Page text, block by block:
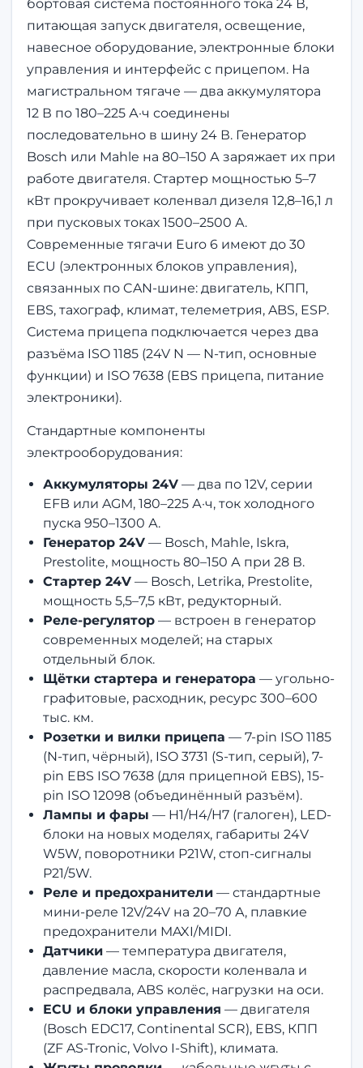
бортовая система постоянного тока 24 В,
питающая запуск двигателя, освещение,
навесное оборудование, электронные блоки
управления и интерфейс с прицепом. На
магистральном тягаче — два аккумулятора
12 В по 180–225 А·ч соединены
последовательно в шину 24 В. Генератор
Bosch или Mahle на 80–150 А заряжает их при
работе двигателя. Стартер мощностью 5–7
кВт прокручивает коленвал дизеля 12,8–16,1 л
при пусковых токах 1500–2500 А.
Современные тягачи Euro 6 имеют до 30
ECU (электронных блоков управления),
связанных по CAN-шине: двигатель, КПП,
EBS, тахограф, климат, телеметрия, ABS, ESP.
Система прицепа подключается через два
разъёма ISO 1185 (24V N — N-тип, основные
функции) и ISO 7638 (EBS прицепа, питание
электроники).
Стандартные компоненты
электрооборудования:
Аккумуляторы 24V— два по 12V, серии
EFB или AGM, 180–225 А·ч, ток холодного
пуска 950–1300 А.
Генератор 24V— Bosch, Mahle, Iskra,
Prestolite, мощность 80–150 А при 28 В.
Стартер 24V— Bosch, Letrika, Prestolite,
мощность 5,5–7,5 кВт, редукторный.
Реле-регулятор— встроен в генератор
современных моделей; на старых
отдельный блок.
Щётки стартера и генератора — угольно-
графитовые, расходник, ресурс 300–600
тыс. км.
Розетки и вилки прицепа — 7-pin ISO 1185
(N-тип, чёрный), ISO 3731 (S-тип, серый), 7-
pin EBS ISO 7638 (для прицепной EBS), 15-
pin ISO 12098 (объединённый разъём).
Лампы и фары — H1/H4/H7 (галоген), LED-
блоки на новых моделях, габариты 24V
W5W, поворотники P21W, стоп-сигналы
P21/5W.
Реле и предохранители— стандартные
мини-реле 12V/24V на 20–70 А, плавкие
предохранители MAXI/MIDI.
Датчики— температура двигателя,
давление масла, скорости коленвала и
распредвала, ABS колёс, нагрузки на оси.
ECU и блоки управления — двигателя
(Bosch EDC17, Continental SCR), EBS, КПП
(ZF AS-Tronic, Volvo I-Shift), климата.